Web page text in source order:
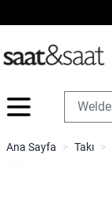
İçeriğe geç
Ana Sayfa > Takı >